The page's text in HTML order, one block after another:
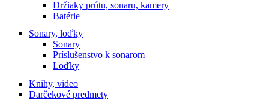
Držiaky prútu, sonaru, kamery
Batérie
Sonary, loďky
Sonary
Príslušenstvo k sonarom
Loďky
Knihy, video
Darčekové predmety